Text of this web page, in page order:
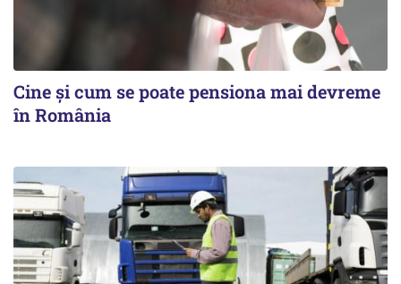
Cine şi cum se poate pensiona mai devreme
în România